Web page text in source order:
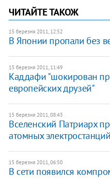
ЧИТАЙТЕ ТАКОЖ
15 березня 2011, 12:52
В Японии пропали без
15 березня 2011, 11:49
Каддафи "шокирован
европейских друзей"
15 березня 2011, 08:43
Вселенский Патриарх
атомных электростанций
15 березня 2011, 06:50
В сети появился